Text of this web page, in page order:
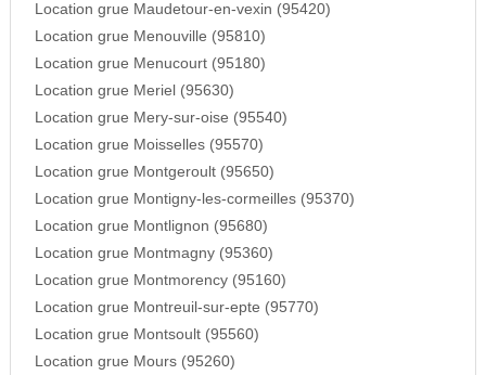
Location grue Maudetour-en-vexin (95420)
Location grue Menouville (95810)
Location grue Menucourt (95180)
Location grue Meriel (95630)
Location grue Mery-sur-oise (95540)
Location grue Moisselles (95570)
Location grue Montgeroult (95650)
Location grue Montigny-les-cormeilles (95370)
Location grue Montlignon (95680)
Location grue Montmagny (95360)
Location grue Montmorency (95160)
Location grue Montreuil-sur-epte (95770)
Location grue Montsoult (95560)
Location grue Mours (95260)